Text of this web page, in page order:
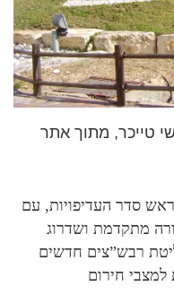
טייכר, מתוך אתר
סדר העדיפויות, עם
מתקדמת ושדרוג
רבש”צים חדשים